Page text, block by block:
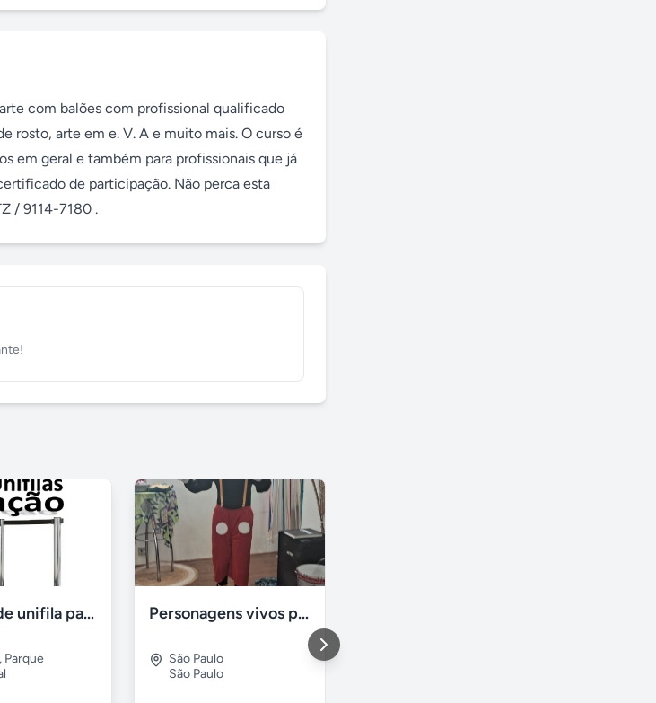
com balões com profissional qualificado
rosto, arte em e. V. A e muito mais. O curso é
em geral e também para profissionais que já
de participação. Não perca esta
/ 9114-7180 .
Aluguel de unifila para Eventos em Curitiba-Pr
, Parque
Personagens vivos para festas infantis em São Paulo
São Paulo
São Paulo